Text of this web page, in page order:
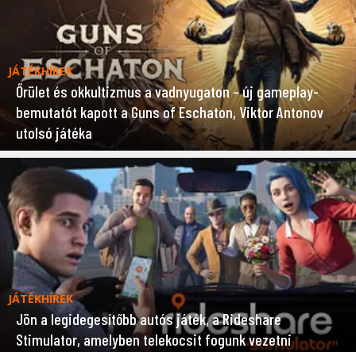
JÁTÉKHÍREK
Őrület és okkultizmus a vadnyugaton – új gameplay-
bemutatót kapott a Guns of Eschaton, Viktor Antonov
utolsó játéka
JÁTÉKHÍREK
Jön a legidegesítőbb autós játék, a Rideshare
Stimulator, amelyben telekocsit fogunk vezetni